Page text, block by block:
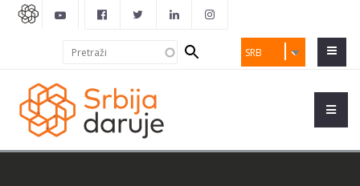
SRB
Search
form